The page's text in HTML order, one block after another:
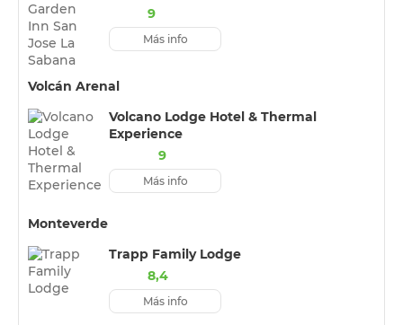
9
Más info
Volcán Arenal
Volcano Lodge Hotel & Thermal
Experience
9
Más info
Monteverde
Trapp Family Lodge
8,4
Más info